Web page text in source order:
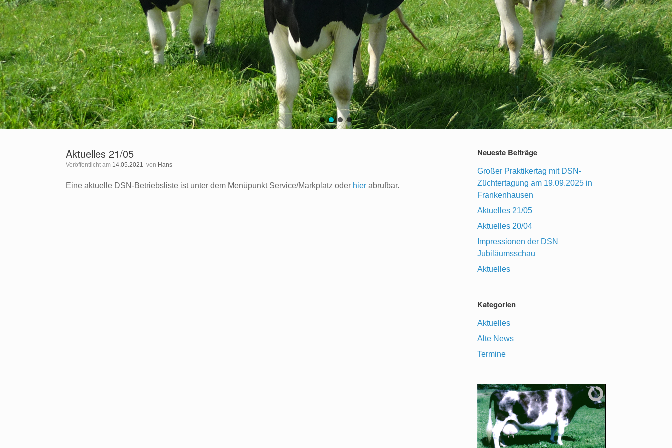
Aktuelles 21/05
Veröffentlicht am 14.05.2021 von Hans
Eine aktuelle DSN-Betriebsliste ist unter dem Menüpunkt Service/Markplatz oder hier abrufbar.
Neueste Beiträge
Großer Praktikertag mit DSN-
Züchtertagung am 19.09.2025 in
Frankenhausen
Aktuelles 21/05
Aktuelles 20/04
Impressionen der DSN
Jubiläumsschau
Aktuelles
Kategorien
Aktuelles
Alte News
Termine